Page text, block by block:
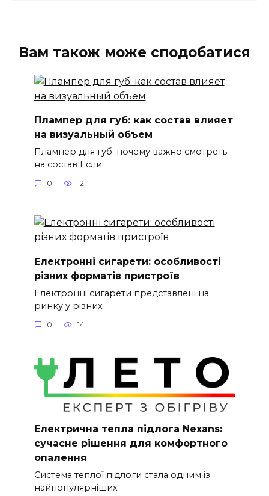
Вам також може сподобатися
Плампер для губ: как состав влияет
на визуальный объем
Плампер для губ: почему важно смотреть
на состав Если
0 12
Електронні сигарети: особливості
різних форматів пристроїв
Електронні сигарети представлені на
ринку у різних
0 14
Електрична тепла підлога Nexans:
сучасне рішення для комфортного
опалення
Система теплої підлоги стала одним із
найпопулярніших